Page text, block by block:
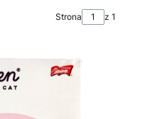
Strona z 1